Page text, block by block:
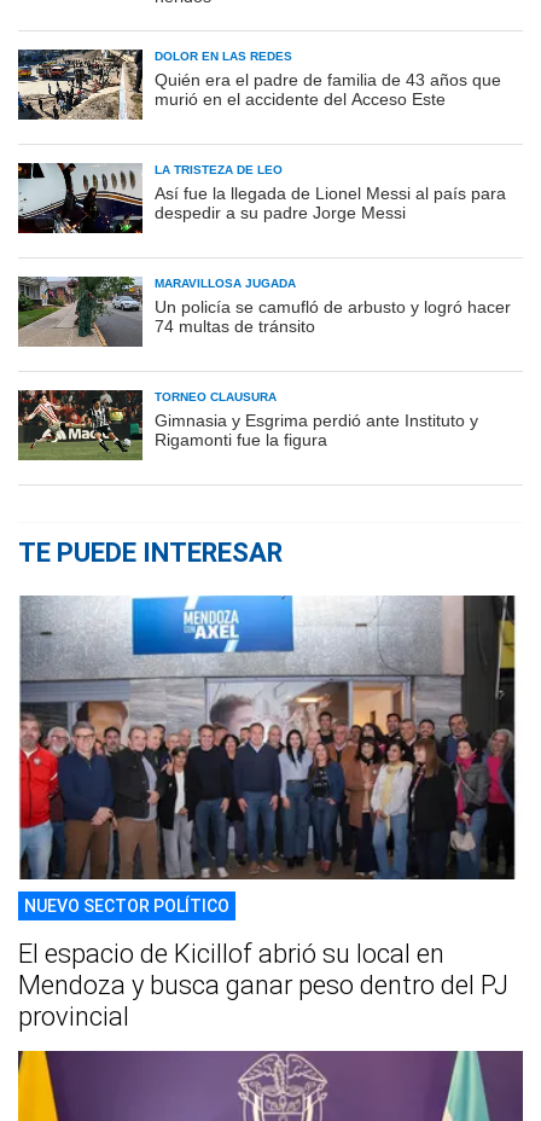
DOLOR EN LAS REDES
Quién era el padre de familia de 43 años que
murió en el accidente del Acceso Este
LA TRISTEZA DE LEO
Así fue la llegada de Lionel Messi al país para
despedir a su padre Jorge Messi
MARAVILLOSA JUGADA
Un policía se camufló de arbusto y logró hacer
74 multas de tránsito
TORNEO CLAUSURA
Gimnasia y Esgrima perdió ante Instituto y
Rigamonti fue la figura
TE PUEDE INTERESAR
NUEVO SECTOR POLÍTICO
El espacio de Kicillof abrió su local en
Mendoza y busca ganar peso dentro del PJ
provincial